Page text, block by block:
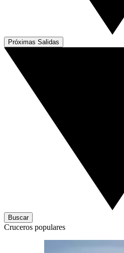
Próximas Salidas
Buscar
Cruceros populares